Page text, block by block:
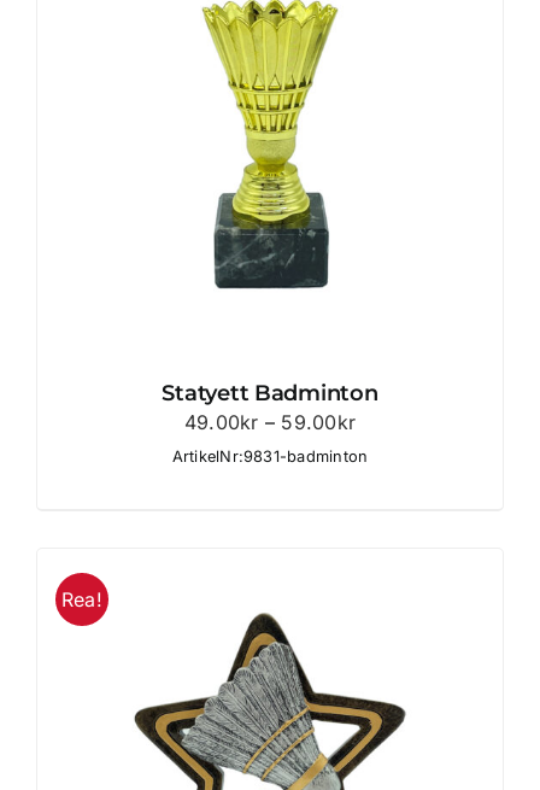
Statyett Badminton
49.00kr – 59.00krPrisintervall:
49.00kr
ArtikelNr:9831-badminton
Rea!